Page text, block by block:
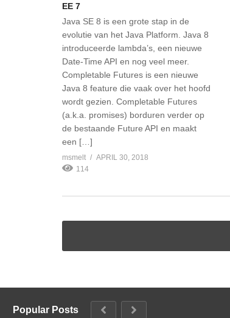
EE 7
Java SE 8 is een grote stap in de
evolutie van het Java Platform. Java 8
introduceerde lambda’s, een nieuwe
Date-Time API en nog veel meer.
Completable Futures is een nieuwe
Java 8 feature die vaak over het hoofd
wordt gezien. Completable Futures
(a.k.a. promises) borduren verder op
de bestaande Future API en maakt
een […]
msmelt
APRIL 30, 2018
114
Popular Posts